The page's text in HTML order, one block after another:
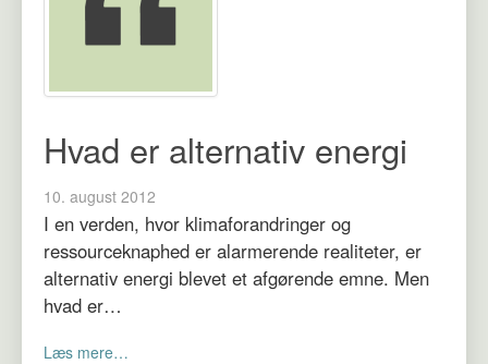
Hvad er alternativ energi
10. august 2012
I en verden, hvor klimaforandringer og
ressourceknaphed er alarmerende realiteter, er
alternativ energi blevet et afgørende emne. Men
hvad er…
Læs mere…